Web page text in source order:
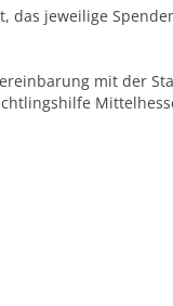
das jeweilige
mit der